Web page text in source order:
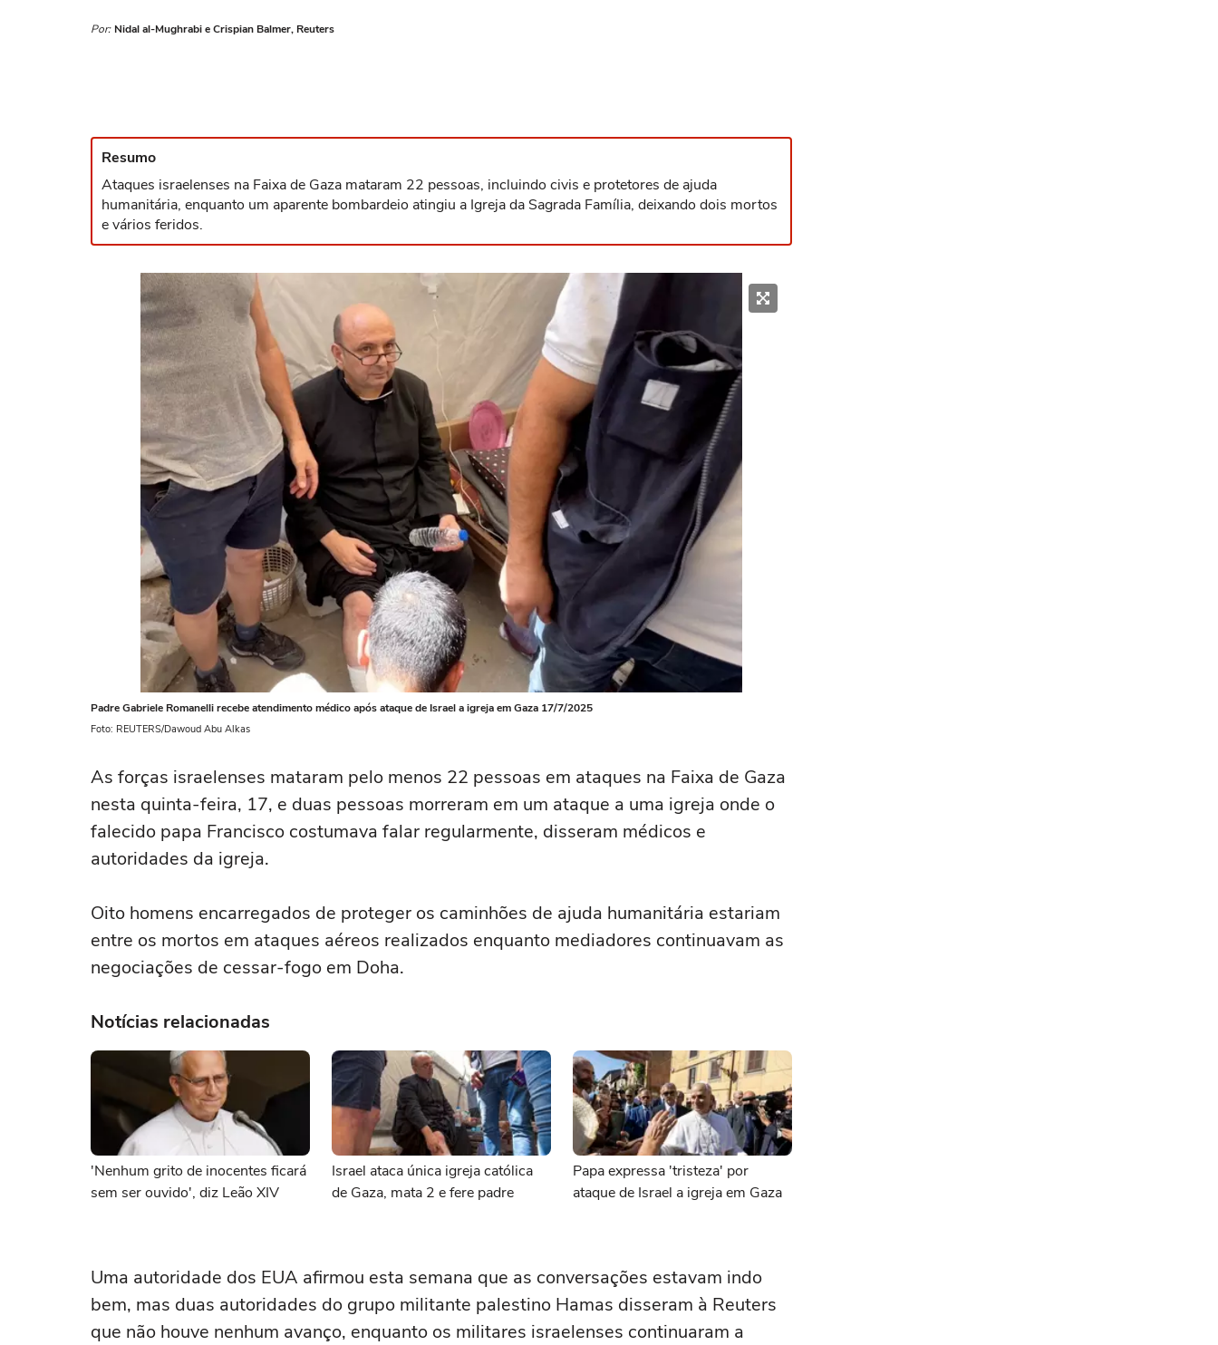
Por: Nidal al-Mughrabi e Crispian Balmer, Reuters
Resumo
Ataques israelenses na Faixa de Gaza mataram 22 pessoas, incluindo civis e protetores de ajuda
humanitária, enquanto um aparente bombardeio atingiu a Igreja da Sagrada Família, deixando dois mortos
e vários feridos.
Padre Gabriele Romanelli recebe atendimento médico após ataque de Israel a igreja em Gaza 17/7/2025
Foto: REUTERS/Dawoud Abu Alkas
As forças israelenses mataram pelo menos 22 pessoas em ataques na Faixa de Gaza
nesta quinta-feira, 17, e duas pessoas morreram em um ataque a uma igreja onde o
falecido papa Francisco costumava falar regularmente, disseram médicos e
autoridades da igreja.
Oito homens encarregados de proteger os caminhões de ajuda humanitária estariam
entre os mortos em ataques aéreos realizados enquanto mediadores continuavam as
negociações de cessar-fogo em Doha.
Notícias relacionadas
'Nenhum grito de inocentes ficará
sem ser ouvido', diz Leão XIV
Israel ataca única igreja católica
de Gaza, mata 2 e fere padre
Papa expressa 'tristeza' por
ataque de Israel a igreja em Gaza
Uma autoridade dos EUA afirmou esta semana que as conversações estavam indo
bem, mas duas autoridades do grupo militante palestino Hamas disseram à Reuters
que não houve nenhum avanço, enquanto os militares israelenses continuaram a